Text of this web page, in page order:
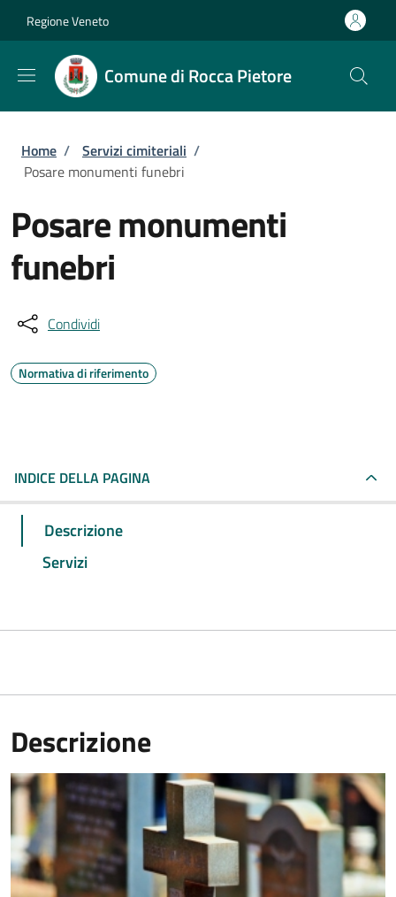
Regione Veneto
Comune di Rocca Pietore
Briciole di pane
Home / Servizi cimiteriali /
Posare monumenti funebri
Posare monumenti
funebri
Condividi
Normativa di riferimento
INDICE DELLA PAGINA
Descrizione
Servizi
Descrizione